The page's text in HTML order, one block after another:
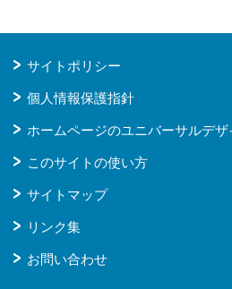
サイトポリシー
個人情報保護指針
ホームページのユニバーサルデザ
このサイトの使い方
サイトマップ
リンク集
お問い合わせ